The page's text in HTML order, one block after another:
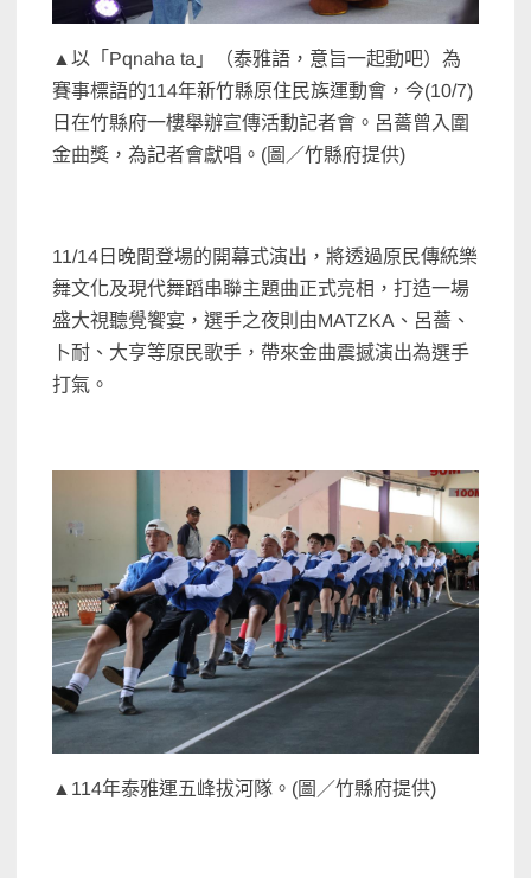
▲以「Pqnaha ta」（泰雅語，意旨一起動吧）為
賽事標語的114年新竹縣原住民族運動會，今(10/7)
日在竹縣府一樓舉辦宣傳活動記者會。呂薔曾入圍
金曲獎，為記者會獻唱。(圖／竹縣府提供)
11/14日晚間登場的開幕式演出，將透過原民傳統樂
舞文化及現代舞蹈串聯主題曲正式亮相，打造一場
盛大視聽覺饗宴，選手之夜則由MATZKA、呂薔、
卜耐、大亨等原民歌手，帶來金曲震撼演出為選手
打氣。
▲114年泰雅運五峰拔河隊。(圖／竹縣府提供)